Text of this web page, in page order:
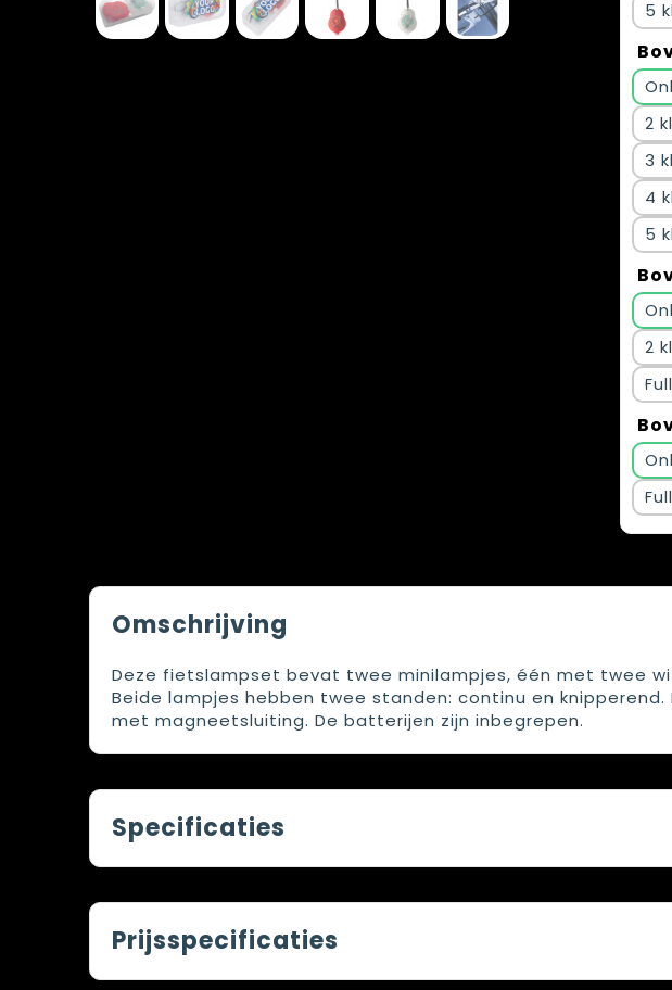
5
2
3
4
5
2
Omschrijving
Deze fietslampset bevat twee minilampjes, één met twee
Beide lampjes hebben twee standen: continu en
met magneetsluiting. De batterijen zijn inbegrepen.
Specificaties
Prijsspecificaties